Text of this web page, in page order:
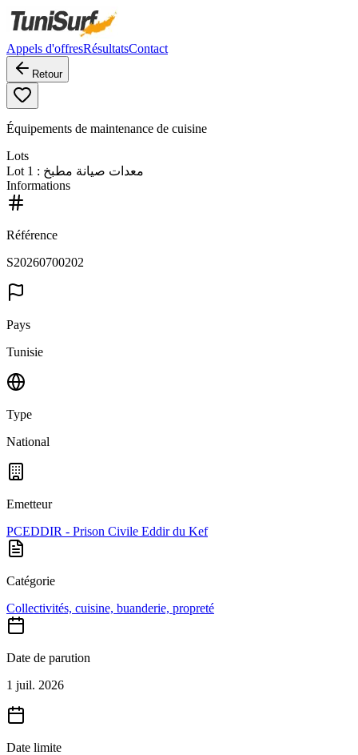
Appels d'offresRésultatsContact
Retour
Équipements de maintenance de cuisine
Lots
Lot 1
: معدات صيانة مطبخ
Informations
Référence
S20260700202
Pays
Tunisie
Type
National
Emetteur
PCEDDIR - Prison Civile Eddir du Kef
Catégorie
Collectivités, cuisine, buanderie, propreté
Date de parution
1 juil. 2026
Date limite